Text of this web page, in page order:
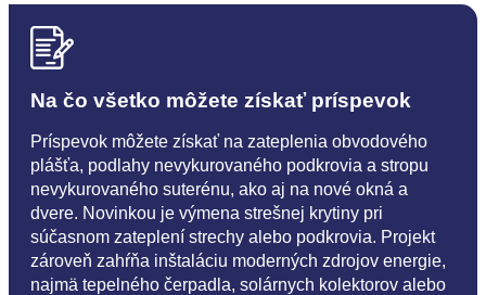
Na čo všetko môžete získať príspevok
Príspevok môžete získať na zateplenia obvodového
plášťa, podlahy nevykurovaného podkrovia a stropu
nevykurovaného suterénu, ako aj na nové okná a
dvere. Novinkou je výmena strešnej krytiny pri
súčasnom zateplení strechy alebo podkrovia. Projekt
zároveň zahŕňa inštaláciu moderných zdrojov energie,
najmä tepelného čerpadla, solárnych kolektorov alebo